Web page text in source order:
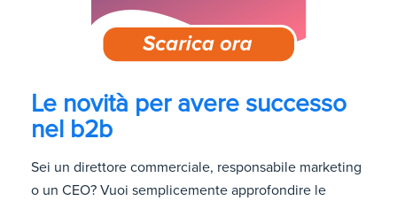
Le novità per avere successo
nel b2b
Sei un direttore commerciale, responsabile marketing
o un CEO? Vuoi semplicemente approfondire le